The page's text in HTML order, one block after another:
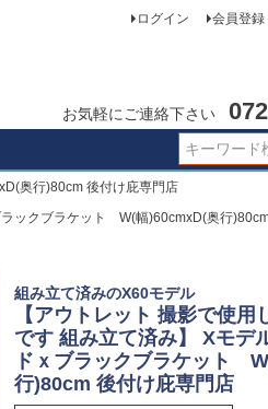
ログイン 会員登録
お気軽にご連絡下さい
奥行)80cm 後付け庇専門店
ックブラケット W(幅)60cmxD(奥行
組み立て済みのX60モデル
【アウトレット 撮影で使用
です 組み立て済み】 Xモデ
ドｘブラックブラケット
行)80cm 後付け庇専門店